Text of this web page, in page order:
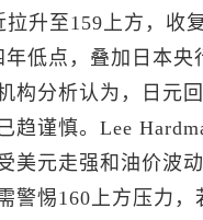
拉升至159上方，收
年低点，叠加日本
构分析认为，日元
趋谨慎。Lee
美元走强和油价波
警惕160上方压力